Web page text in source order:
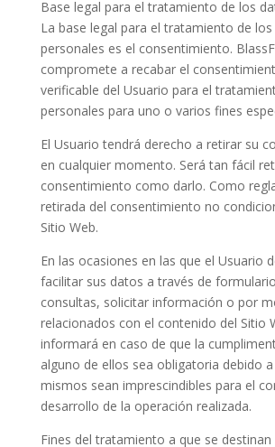
Base legal para el tratamiento de los
La base legal para el tratamiento de
personales es el consentimiento.
compromete a recabar el
verificable del Usuario para el
personales para uno o varios fines
El Usuario tendrá derecho a retirar su
en cualquier momento. Será tan fácil
consentimiento como darlo. Como
retirada del consentimiento no
Sitio Web.
En las ocasiones en las que el Usuario
facilitar sus datos a través de
consultas, solicitar información o por
relacionados con el contenido del Sitio
informará en caso de que la
alguno de ellos sea obligatoria debido
mismos sean imprescindibles para el
desarrollo de la operación realizada.
Fines del tratamiento a que se